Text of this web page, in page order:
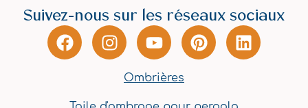
Suivez-nous sur les réseaux sociaux
F
a
b
I
n
a
Y
o
t
u
P
i
e
L
i
Ombrières